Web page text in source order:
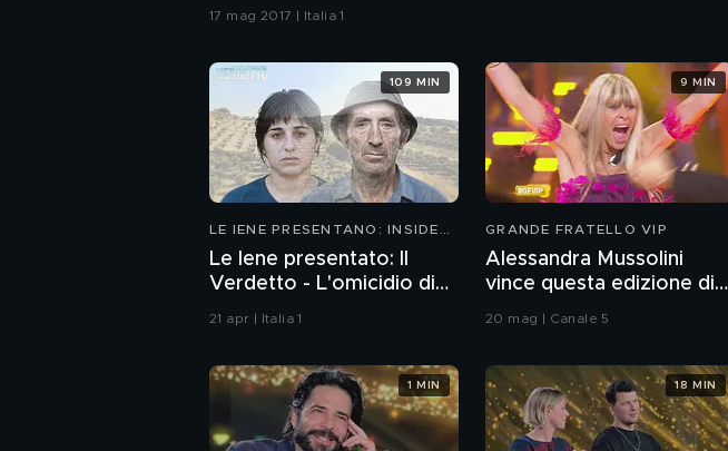
17 mag 2017 | Italia 1
LE IENE PRESENTANO: INSIDE
Le Iene presentato: Il
Verdetto - L'omicidio di
Avetrana
21 apr | Italia 1
109 MIN
GRANDE FRATELLO VIP
Alessandra Mussolini
vince questa edizione di
Grande Fratello VIP
20 mag | Canale 5
9 MIN
1 MIN 18 MIN